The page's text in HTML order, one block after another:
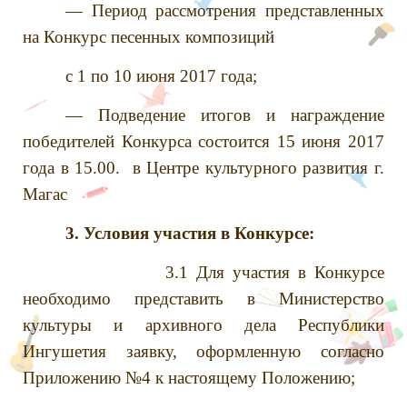
— Период рассмотрения представленных
на Конкурс песенных композиций
с 1 по 10 июня 2017 года;
— Подведение итогов и награждение
победителей Конкурса состоится 15 июня 2017
года в 15.00. в Центре культурного развития г.
Магас
3. Условия участия в Конкурсе:
3.1 Для участия в Конкурсе
необходимо представить в Министерство
культуры и архивного дела Республики
Ингушетия заявку, оформленную согласно
Приложению №4 к настоящему Положению;